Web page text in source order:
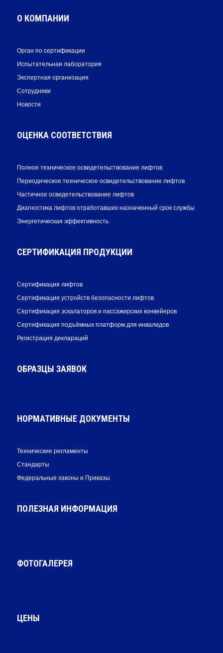
О КОМПАНИИ
Орган по сертификации
Испытательная лаборатория
Экспертная организация
Сотрудники
Новости
ОЦЕНКА СООТВЕТСТВИЯ
Полное техническое освидетельствование лифтов
Периодическое техническое освидетельствование лифтов
Частичное освидетельствование лифтов
Диагностика лифтов отработавших назначенный срок службы
Энергетическая эффективность
СЕРТИФИКАЦИЯ ПРОДУКЦИИ
Сертификация лифтов
Сертификация устройств безопасности лифтов
Сертификация эскалаторов и пассажирских конвейеров
Сертификация подъёмных платформ для инвалидов
Регистрация деклараций
ОБРАЗЦЫ ЗАЯВОК
НОРМАТИВНЫЕ ДОКУМЕНТЫ
Технические регламенты
Стандарты
Федеральные законы и Приказы
ПОЛЕЗНАЯ ИНФОРМАЦИЯ
ФОТОГАЛЕРЕЯ
ЦЕНЫ